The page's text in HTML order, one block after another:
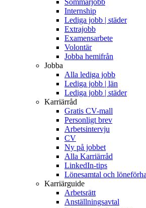
Sommarjobb
Internship
Lediga jobb | städer
Extrajobb
Examensarbete
Volontär
Jobba hemifrån
Jobba
Alla lediga jobb
Lediga jobb | län
Lediga jobb | städer
Karriärråd
Gratis CV-mall
Personligt brev
Arbetsintervju
CV
Ny på jobbet
Alla Karriärråd
LinkedIn-tips
Lönesamtal och
Karriärguide
Arbetsrätt
Anställningsavtal